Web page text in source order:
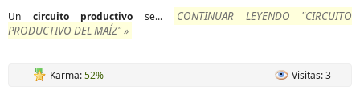
Un circuito productivo se...
CONTINUAR LEYENDO "CIRCUITO
PRODUCTIVO DEL MAÍZ" »
Karma:52% Visitas: 3